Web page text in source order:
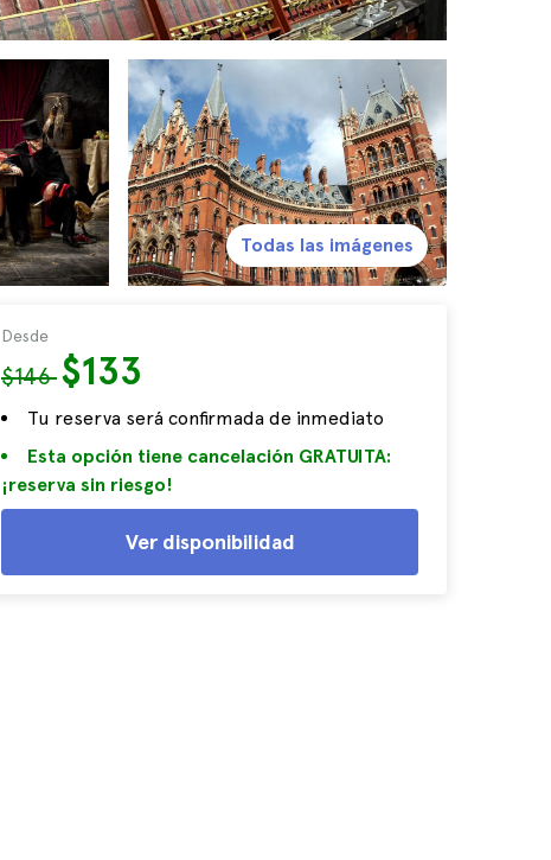
Desde
$146$133
Tu reserva será confirmada de inmediato
Esta opción tiene cancelación GRATUITA:
¡reserva sin riesgo!
Ver disponibilidad
Todas las imágenes